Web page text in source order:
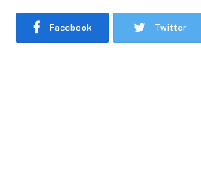
Facebook Twitter